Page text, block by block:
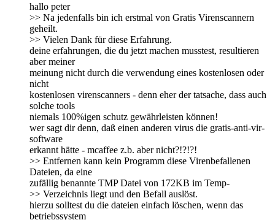
hallo peter
>> Na jedenfalls bin ich erstmal von Gratis Virenscannern
geheilt.
>> Vielen Dank für diese Erfahrung.
deine erfahrungen, die du jetzt machen musstest, resultieren
aber meiner
meinung nicht durch die verwendung eines kostenlosen oder
nicht
kostenlosen virenscanners - denn eher der tatsache, dass auch
solche tools
niemals 100%igen schutz gewährleisten können!
wer sagt dir denn, daß einen anderen virus die gratis-anti-vir-
software
erkannt hätte - mcaffee z.b. aber nicht?!?!?!
>> Entfernen kann kein Programm diese Virenbefallenen
Dateien, da eine
zufällig benannte TMP Datei von 172KB im Temp-
>> Verzeichnis liegt und den Befall auslöst.
hierzu solltest du die dateien einfach löschen, wenn das
betriebssystem